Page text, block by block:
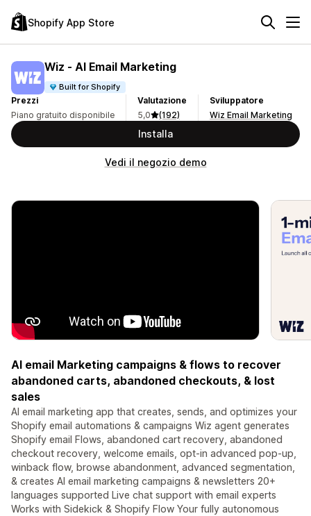
Shopify App Store
Wiz ‑ AI Email Marketing
Built for Shopify
Prezzi
Piano gratuito disponibile
Valutazione
5,0
(192)
Sviluppatore
Wiz Email Marketing
Installa
Vedi il negozio demo
AI email Marketing campaigns & flows to recover
abandoned carts, abandoned checkouts, & lost
sales
AI email marketing app that creates, sends, and optimizes your
Shopify email automations & campaigns Wiz agent generates
Shopify email Flows, abandoned cart recovery, abandoned
checkout recovery, welcome emails, opt-in advanced pop-up,
winback flow, browse abandonment, advanced segmentation,
& creates AI email marketing campaigns & newsletters 20+
languages supported Live chat support with email experts
Works with Sidekick & Shopify Flow Your fully autonomous